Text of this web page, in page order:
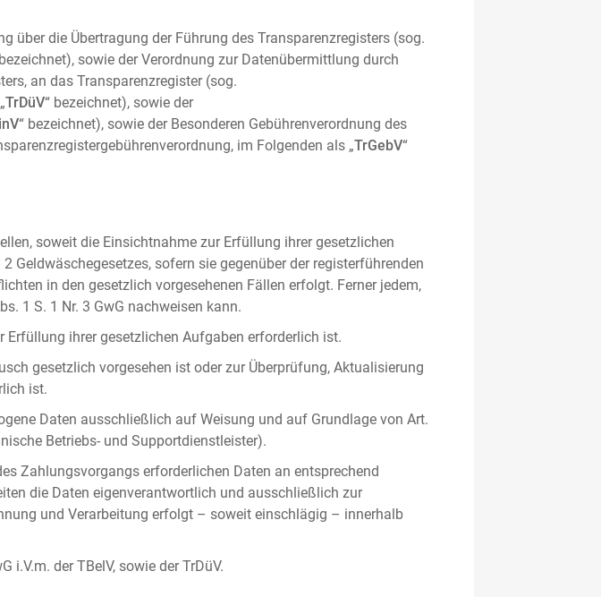
über die Übertragung der Führung des Transparenzregisters (sog.
sowie der Verordnung zur Datenübermittlung durch
an das Transparenzregister (sog.
TrDüV“ bezeichnet), sowie der
“ bezeichnet), sowie der Besonderen Gebührenverordnung des
im Folgenden als „TrGebV“
soweit die Einsichtnahme zur Erfüllung ihrer gesetzlichen
sofern sie gegenüber der registerführenden
in den gesetzlich vorgesehenen Fällen erfolgt. Ferner jedem,
1 S. 1 Nr. 3 GwG nachweisen kann.
ihrer gesetzlichen Aufgaben erforderlich ist.
gesetzlich vorgesehen ist oder zur Überprüfung, Aktualisierung
ist.
Daten ausschließlich auf Weisung und auf Grundlage von Art.
Betriebs- und Supportdienstleister).
Zahlungsvorgangs erforderlichen Daten an entsprechend
die Daten eigenverantwortlich und ausschließlich zur
und Verarbeitung erfolgt – soweit einschlägig – innerhalb
i.V.m. der TBelV, sowie der TrDüV.